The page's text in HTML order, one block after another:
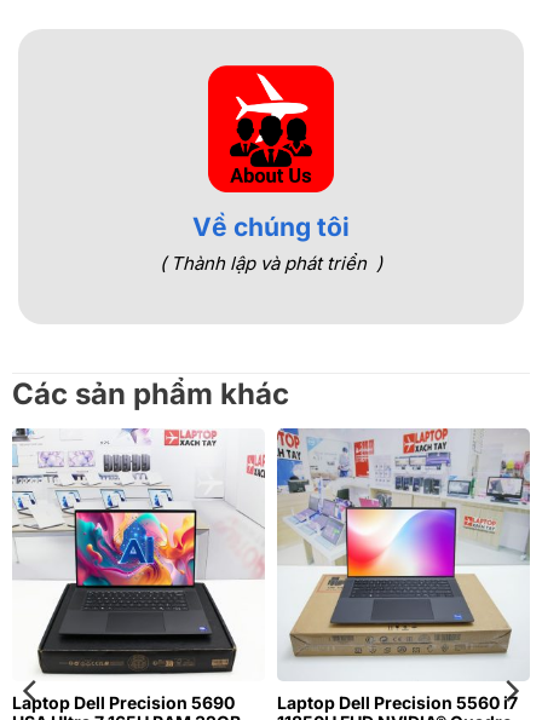
Về chúng tôi
( Thành lập và phát triển )
Các sản phẩm khác
Laptop Dell Precision 5690
Laptop Dell Precision 5560 i7